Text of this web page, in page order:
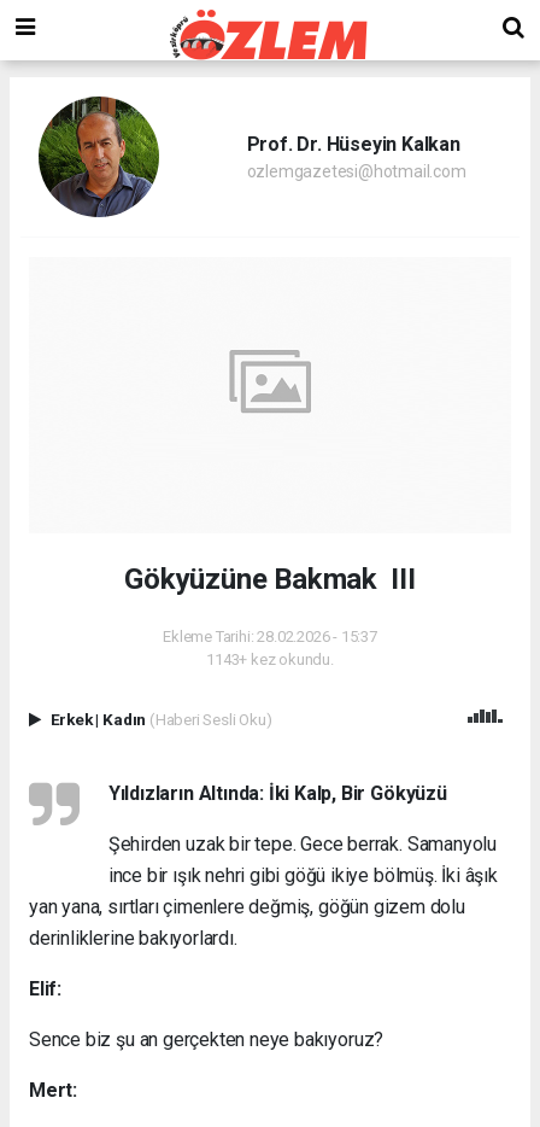
Prof. Dr. Hüseyin Kalkan
ozlemgazetesi@hotmail.com
Gökyüzüne Bakmak  III
Ekleme Tarihi: 28.02.2026 - 15:37
1143+ kez okundu.
Erkek| Kadın (Haberi Sesli Oku)
Yıldızların Altında: İki Kalp, Bir Gökyüzü
Şehirden uzak bir tepe. Gece berrak. Samanyolu
ince bir ışık nehri gibi göğü ikiye bölmüş. İki âşık
yan yana, sırtları çimenlere değmiş, göğün gizem dolu
derinliklerine bakıyorlardı.
Elif:
Sence biz şu an gerçekten neye bakıyoruz?
Mert: